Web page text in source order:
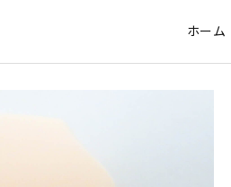
ホーム